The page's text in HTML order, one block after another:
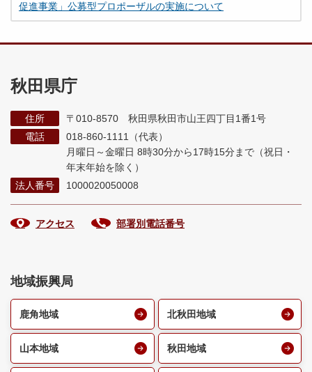
促進事業」公募型プロポーザルの実施について
秋田県庁
住所
〒010-8570 秋田県秋田市山王四丁目1番1号
電話
018-860-1111（代表）
月曜日～金曜日 8時30分から17時15分まで （祝日・
年末年始を除く）
法人番号
1000020050008
アクセス 部署別電話番号
地域振興局
鹿角地域 北秋田地域
山本地域 秋田地域